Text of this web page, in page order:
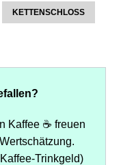
KETTENSCHLOSS
Kaffee ☕ freuen
Trinkgeld)